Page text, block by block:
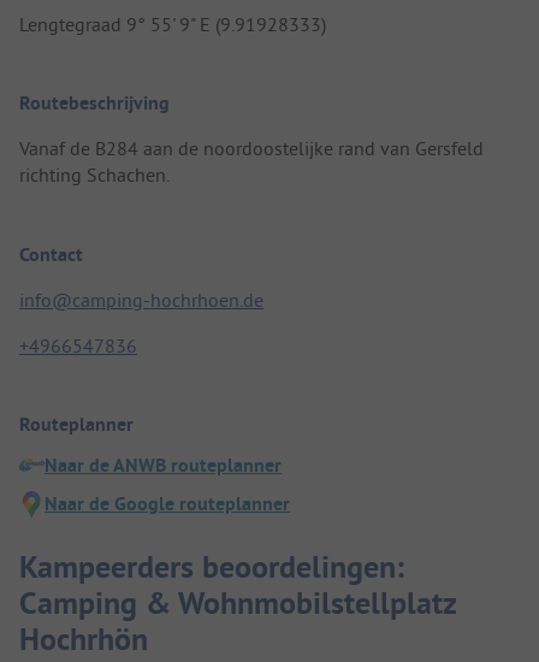
Lengtegraad 9° 55' 9" E (9.91928333)
Routebeschrijving
Vanaf de B284 aan de noordoostelijke rand van Gersfeld
richting Schachen.
Contact
info@camping-hochrhoen.de
+4966547836
Routeplanner
Naar de ANWB routeplanner
Naar de Google routeplanner
Kampeerders beoordelingen:
Camping & Wohnmobilstellplatz
Hochrhön